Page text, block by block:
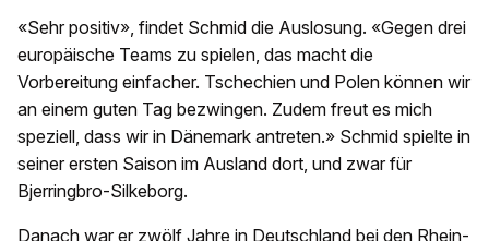
«Sehr positiv», findet Schmid die Auslosung. «Gegen drei
europäische Teams zu spielen, das macht die
Vorbereitung einfacher. Tschechien und Polen können wir
an einem guten Tag bezwingen. Zudem freut es mich
speziell, dass wir in Dänemark antreten.» Schmid spielte in
seiner ersten Saison im Ausland dort, und zwar für
Bjerringbro-Silkeborg.
Danach war er zwölf Jahre in Deutschland bei den Rhein-